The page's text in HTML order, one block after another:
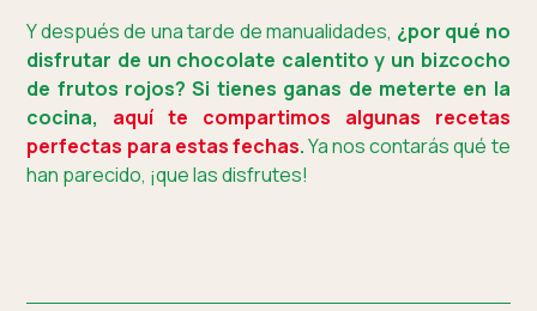
Y después de una tarde de manualidades, ¿por qué no
disfrutar de un chocolate calentito y un bizcocho
de frutos rojos? Si tienes ganas de meterte en la
cocina, aquí te compartimos algunas recetas
perfectas para estas fechas.Ya nos contarás qué te
han parecido, ¡que las disfrutes!